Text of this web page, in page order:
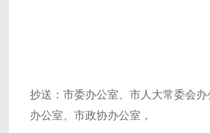
抄送：市委办公室、市人大常委会
办公室、市政协办公室，